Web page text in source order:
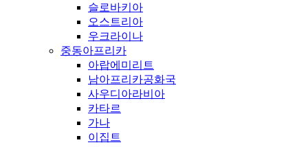
슬로바키아
오스트리아
우크라이나
중동아프리카
아랍에미리트
남아프리카공화국
사우디아라비아
카타르
가나
이집트